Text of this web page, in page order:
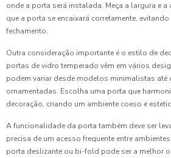
onde a porta será instalada. Meça a largura e
que a porta se encaixará corretamente,
fechamento.
Outra consideração importante é o estilo de
portas de vidro temperado vêm em vários
podem variar desde modelos minimalistas até
ornamentadas. Escolha uma porta que
decoração, criando um ambiente coeso e
A funcionalidade da porta também deve ser
precisa de um acesso frequente entre
porta deslizante ou bi-fold pode ser a melhor